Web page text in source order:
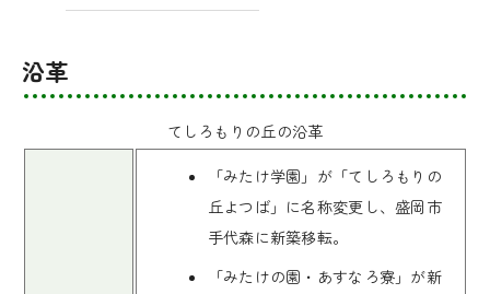
沿革
てしろもりの丘の沿革
「みたけ学園」が「てしろもりの
丘よつば」に名称変更し、盛岡市
手代森に新築移転。
「みたけの園・あすなろ寮」が新